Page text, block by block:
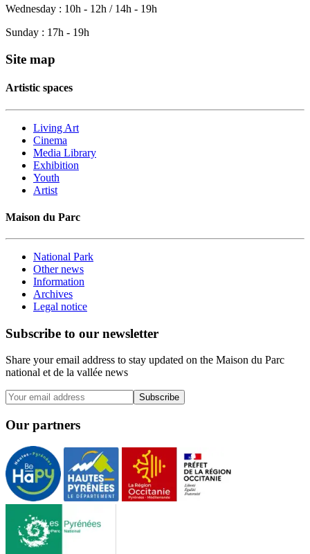
Wednesday : 10h - 12h / 14h - 19h
Sunday : 17h - 19h
Site map
Artistic spaces
Living Art
Cinema
Media Library
Exhibition
Youth
Artist
Maison du Parc
National Park
Other news
Information
Archives
Legal notice
Subscribe to our newsletter
Share your email address to stay updated on the Maison du Parc
national et de la vallée news
Subscribe
Our partners